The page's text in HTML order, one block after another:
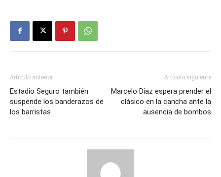
Artículo anterior
Estadio Seguro también
suspende los banderazos de
los barristas
Artículo siguiente
Marcelo Díaz espera prender el
clásico en la cancha ante la
ausencia de bombos